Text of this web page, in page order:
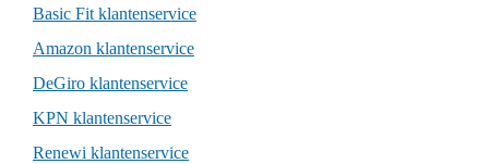
Basic Fit klantenservice
Amazon klantenservice
DeGiro klantenservice
KPN klantenservice
Renewi klantenservice